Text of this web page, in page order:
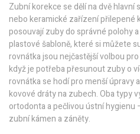
Zubní korekce se dělí na dvě hlavní
nebo keramické zařízení přilepené
posouvají zuby do správné polohya
plastové šabloně, které si můžete
rovnátka jsou nejčastější volbou
když je potřeba přesunout zuby o
rovnátka se hodí pro menší úpravy
kovové dráty na zubech. Oba typy
ortodonta a pečlivou ústní hygienu
zubní kámen a záněty.